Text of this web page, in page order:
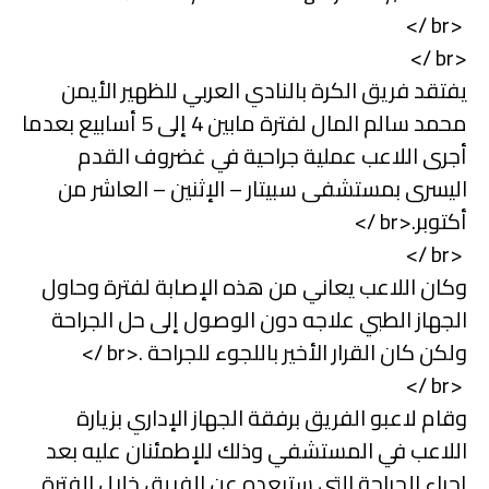
<br />
<br />
يفتقد فريق الكرة بالنادي العربي للظهير الأيمن
محمد سالم المال لفترة مابين 4 إلى 5 أسابيع بعدما
أجرى اللاعب عملية جراحية في غضروف القدم
اليسرى بمستشفى سبيتار – الإثنين – العاشر من
أكتوبر.<br />
<br />
وكان اللاعب يعاني من هذه الإصابة لفترة وحاول
الجهاز الطبي علاجه دون الوصول إلى حل الجراحة
ولكن كان القرار الأخير باللجوء للجراحة .<br />
<br />
وقام لاعبو الفريق برفقة الجهاز الإداري بزيارة
اللاعب في المستشفي وذلك للإطمئنان عليه بعد